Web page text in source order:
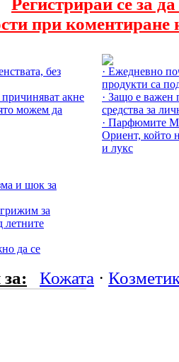
Регистрирай се за
при коментиране
без
акне
можем да
· Ежедневно
продукти са
· Защо е важен
средства за
· Парфюмите
Ориент, който
и лукс
и шок за
за
летните
да се
Кожата ·